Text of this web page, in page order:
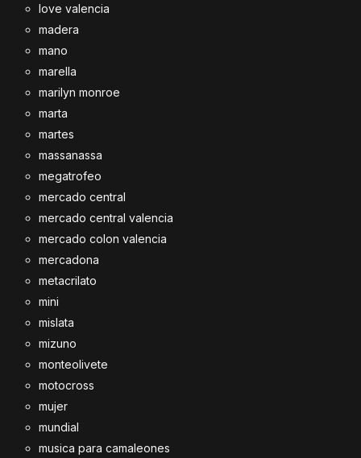
love valencia
madera
mano
marella
marilyn monroe
marta
martes
massanassa
megatrofeo
mercado central
mercado central valencia
mercado colon valencia
mercadona
metacrilato
mini
mislata
mizuno
monteolivete
motocross
mujer
mundial
musica para camaleones